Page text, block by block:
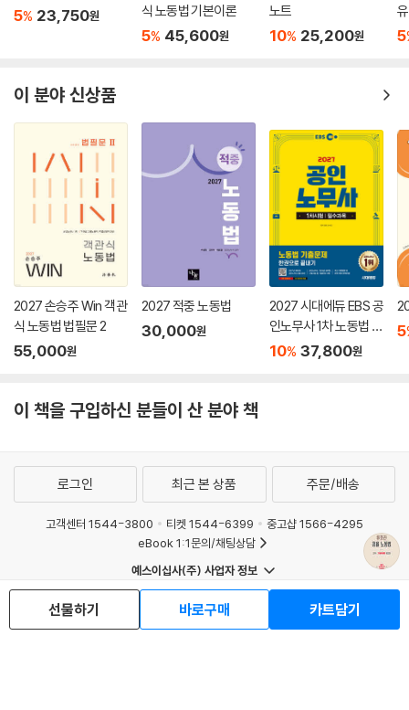
5% 23,750원
식 노동법 기본이론
5% 45,600원
노트
10% 25,200원 5
이 분야 신상품
2027 손승주 Win 객관
식 노동법 법필문 2
55,000원
2027 적중 노동법
30,000원
2027 시대에듀 EBS 공
인노무사 1차 노동법 기
출문제 한권으로 끝내
10% 37,800원
5
이 책을 구입하신 분들이 산 분야 책
선물하기 바로구매 카트담기
로그인 최근 본 상품 주문/배송
고객센터 1544-3800 티켓 1544-6399
중고샵 1566-4295
eBook 1:1문의/채팅상담
예스이십사(주) 사업자 정보
청소년보호정책
회사소개
거래처관계자께